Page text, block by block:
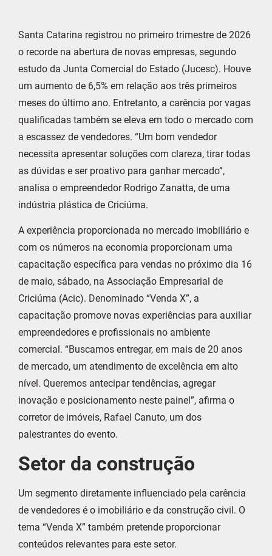
Santa Catarina registrou no primeiro trimestre de 2026
o recorde na abertura de novas empresas, segundo
estudo da Junta Comercial do Estado (Jucesc). Houve
um aumento de 6,5% em relação aos três primeiros
meses do último ano. Entretanto, a carência por vagas
qualificadas também se eleva em todo o mercado com
a escassez de vendedores. “Um bom vendedor
necessita apresentar soluções com clareza, tirar todas
as dúvidas e ser proativo para ganhar mercado”,
analisa o empreendedor Rodrigo Zanatta, de uma
indústria plástica de Criciúma.
A experiência proporcionada no mercado imobiliário e
com os números na economia proporcionam uma
capacitação específica para vendas no próximo dia 16
de maio, sábado, na Associação Empresarial de
Criciúma (Acic). Denominado “Venda X”, a
capacitação promove novas experiências para auxiliar
empreendedores e profissionais no ambiente
comercial. “Buscamos entregar, em mais de 20 anos
de mercado, um atendimento de excelência em alto
nível. Queremos antecipar tendências, agregar
inovação e posicionamento neste painel”, afirma o
corretor de imóveis, Rafael Canuto, um dos
palestrantes do evento.
Setor da construção
Um segmento diretamente influenciado pela carência
de vendedores é o imobiliário e da construção civil. O
tema “Venda X” também pretende proporcionar
conteúdos relevantes para este setor.